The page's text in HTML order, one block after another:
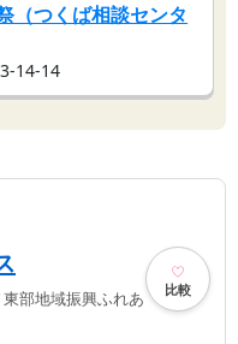
（つくば相談センタ
14-14
東部地域振興ふれあ
比較